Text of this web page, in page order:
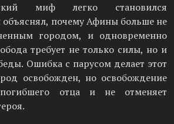
миф легко становился
почему Афины больше не
городом, и одновременно
требует не только силы, но и
Ошибка с парусом делает этот
освобожден, но освобождение
отца и не отменяет